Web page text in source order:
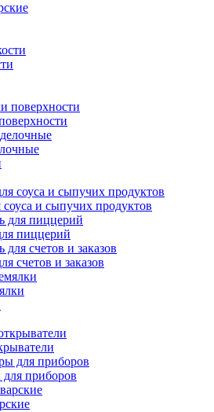
и сыпучих продуктов
пиццерий
счетов и заказов
приборов